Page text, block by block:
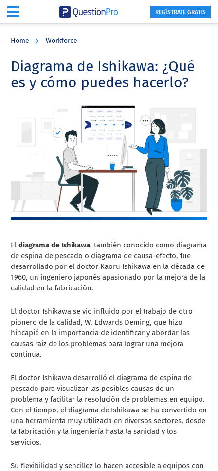
content
sidebar
REGÍSTRATE GRATIS
Home Workforce
Diagrama de Ishikawa: ¿Qué
es y cómo puedes hacerlo?
Eldiagrama de Ishikawa, también conocido como diagrama
de espina de pescado o diagrama de causa-efecto, fue
desarrollado por el doctor Kaoru Ishikawa en la década de
1960, un ingeniero japonés apasionado por la mejora de la
calidad en la fabricación.
El doctor Ishikawa se vio influido por el trabajo de otro
pionero de la calidad, W. Edwards Deming, que hizo
hincapié en la importancia de identificar y abordar las
causas raíz de los problemas para lograr una mejora
continua.
El doctor Ishikawa desarrolló el diagrama de espina de
pescado para visualizar las posibles causas de un
problema y facilitar la resolución de problemas en equipo.
Con el tiempo, el diagrama de Ishikawa se ha convertido en
una herramienta muy utilizada en diversos sectores, desde
la fabricación y la ingeniería hasta la sanidad y los
servicios.
Su flexibilidad y sencillez lo hacen accesible a equipos con